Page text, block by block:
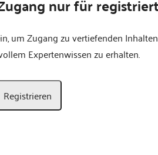
nur für
um Zugang zu vertiefenden
Expertenwissen zu erhalten.
Registrieren